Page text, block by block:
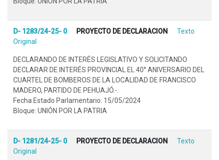
D- 1283/24-25- 0 PROYECTO DE DECLARACION
Texto
Original
DECLARANDO DE INTERÉS LEGISLATIVO Y SOLICITANDO
DECLARAR DE INTERÉS PROVINCIAL EL 40° ANIVERSARIO DEL
CUARTEL DE BOMBEROS DE LA LOCALIDAD DE FRANCISCO
MADERO, PARTIDO DE PEHUAJÓ.-.
Fecha Estado Parlamentario: 15/05/2024
Bloque: UNIÓN POR LA PATRIA
D- 1281/24-25- 0 PROYECTO DE DECLARACION
Texto
Original